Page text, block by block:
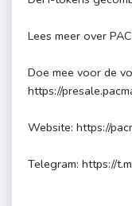
Lees meer over
Doe mee voor de
https://
Website: https://
Telegram: https://